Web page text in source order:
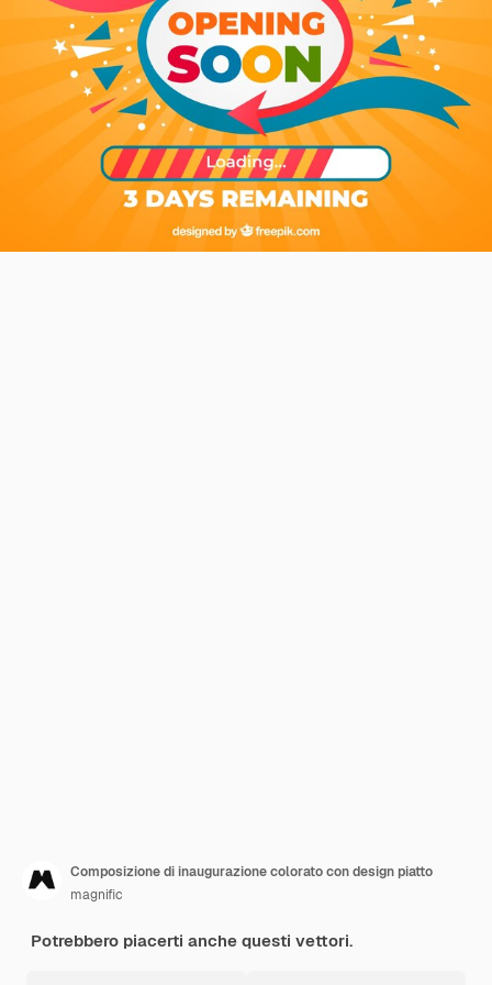
Composizione di inaugurazione colorato con design piatto
magnific
Potrebbero piacerti anche questi vettori.